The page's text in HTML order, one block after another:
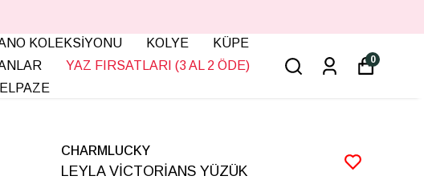
KOLEKSİYONU KOLYE
KÜPE
YAZ FIRSATLARI (3 AL 2 ÖDE)
0
CHARMLUCKY
LEYLA VİCTORİANS YÜZÜK